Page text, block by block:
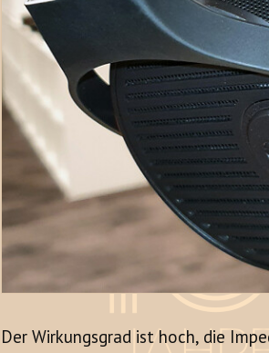
Der Wirkungsgrad ist hoch, die